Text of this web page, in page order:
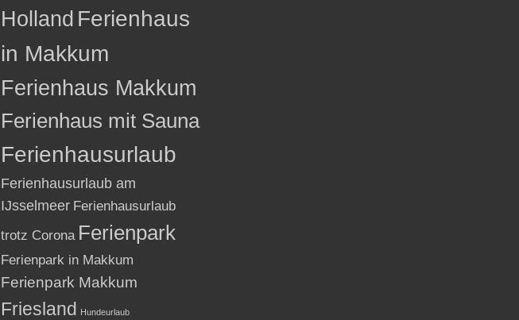
Holland Ferienhaus
in Makkum
Ferienhaus Makkum
Ferienhaus mit Sauna
Ferienhausurlaub
Ferienhausurlaub am
IJsselmeer Ferienhausurlaub
trotz Corona Ferienpark
Ferienpark in Makkum
Ferienpark Makkum
Friesland Hundeurlaub